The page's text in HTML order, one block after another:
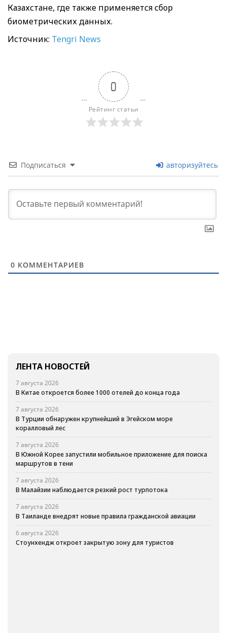
Казахстане, где также применяется сбор
биометрических данных.
Источник: Tengri News
0
Рейтинг статьи
Подписаться авторизуйтесь
0 КОММЕНТАРИЕВ
ЛЕНТА НОВОСТЕЙ
7 августа 2026
В Китае откроется более 1000 отелей до конца года
7 августа 2026
В Турции обнаружен крупнейший в Эгейском море
коралловый лес
7 августа 2026
В Южной Корее запустили мобильное приложение для поиска
маршрутов в тени
7 августа 2026
В Малайзии наблюдается резкий рост турпотока
7 августа 2026
В Таиланде внедрят новые правила гражданской авиации
6 августа 2026
Стоунхендж откроет закрытую зону для туристов